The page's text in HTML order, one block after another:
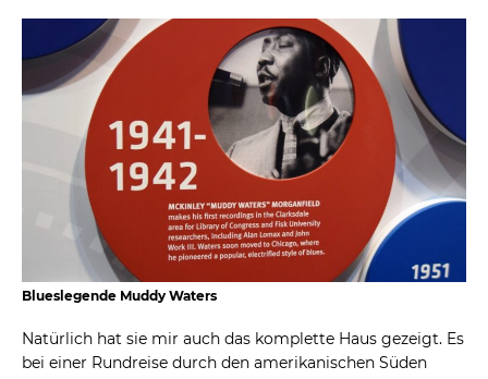
Blueslegende Muddy Waters
Natürlich hat sie mir auch das komplette Haus gezeigt. Es
bei einer Rundreise durch den amerikanischen Süden